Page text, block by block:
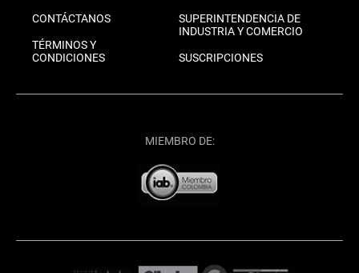
CONTÁCTANOS
TÉRMINOS Y
CONDICIONES
SUPERINTENDENCIA DE
INDUSTRIA Y COMERCIO
SUSCRIPCIONES
MIEMBRO DE: